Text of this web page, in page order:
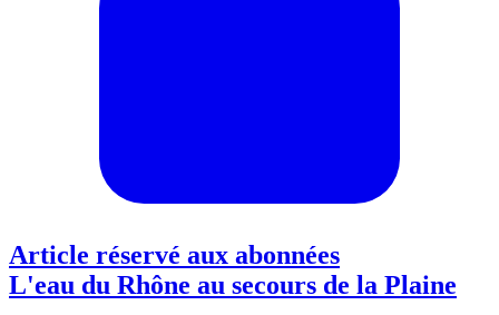
Article réservé aux abonnées
L'eau du Rhône au secours de la Plaine